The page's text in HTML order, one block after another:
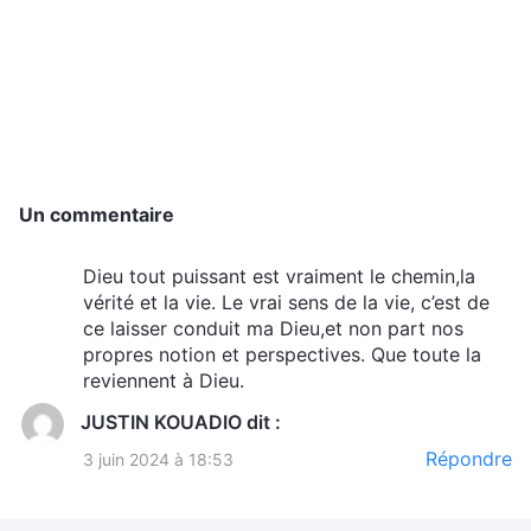
C’est alors que l’
jours est venu jusqu’à moi. Mes frères et sœurs
voyaient comme je souffrais et étais
malheureuse pour gagner de l’argent et ont
échangé avec moi : « La quantité de richesses
que nous avons dans la vie est fixée par Dieu et
la somme de nos propres efforts n’y peut rien
Un commentaire
JUSTIN KOUADIO dit :
3 juin 2024 à 18:53
Dieu tout puissant est vraiment le chemin,la
vérité et la vie. Le vrai sens de la vie, c’est de
ce laisser conduit ma Dieu,et non part nos
propres notion et perspectives. Que toute la
reviennent à Dieu.
Répondre